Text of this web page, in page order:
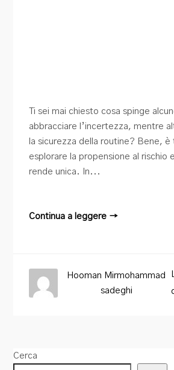
Ti sei mai chiesto cosa spinge
abbracciare l’incertezza, mentre
la sicurezza della routine? Bene, è
esplorare la propensione al rischio
rende unica. In...
Continua a leggere →
Hooman Mirmohammad
sadeghi
Cerca